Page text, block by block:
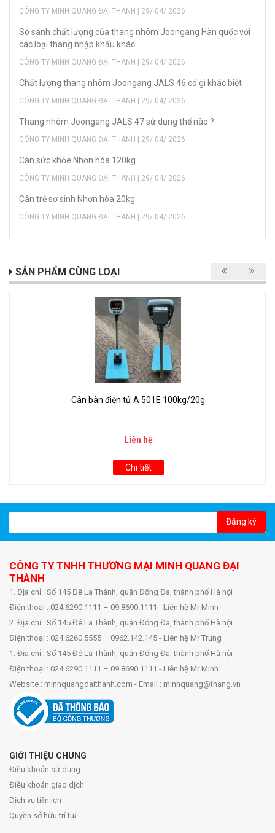
CÔNG TY MINH QUANG ĐẠI THANH | 29/ 04/ 2026
So sánh chất lượng của thang nhôm Joongang Hàn quốc với
các loại thang nhập khẩu khác
CÔNG TY MINH QUANG ĐẠI THANH | 29/ 04/ 2026
Chất lượng thang nhôm Joongang JALS 46 có gì khác biệt
CÔNG TY MINH QUANG ĐẠI THANH | 29/ 04/ 2026
Thang nhôm Joongang JALS 47 sử dụng thế nào ?
CÔNG TY MINH QUANG ĐẠI THANH | 29/ 04/ 2026
Cân sức khỏe Nhơn hòa 120kg
CÔNG TY MINH QUANG ĐẠI THANH | 29/ 04/ 2026
Cân trẻ sơ sinh Nhơn hòa 20kg
CÔNG TY MINH QUANG ĐẠI THANH | 29/ 04/ 2026
SẢN PHẨM CÙNG LOẠI
Cân bàn điện tử A 501E 100kg/20g
Liên hệ
Chi tiết
Đăng ký
CÔNG TY TNHH THƯƠNG MẠI MINH QUANG ĐẠI
THÀNH
1. Địa chỉ : Số 145 Đê La Thành, quận Đống Đa, thành phố Hà nội
Điện thoại : 024.6290.1111 – 09.8690.1111 - Liên hệ Mr Minh
2. Địa chỉ : Số 145 Đê La Thành, quận Đống Đa, thành phố Hà nội
Điện thoại : 024.6260.5555 – 0962.142.145 - Liên hệ Mr Trung
1. Địa chỉ : Số 145 Đê La Thành, quận Đống Đa, thành phố Hà nội
Điện thoại : 024.6290.1111 – 09.8690.1111 - Liên hệ Mr Minh
Website : minhquangdaithanh.com - Email : minhquang@thang.vn
GIỚI THIỆU CHUNG
Điều khoản sử dụng
Điều khoản giao dịch
Dịch vụ tiện ích
Quyền sở hữu trí tuệ